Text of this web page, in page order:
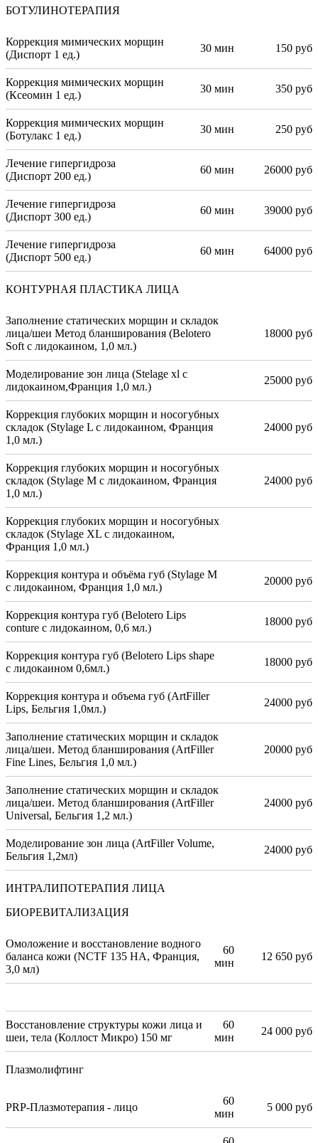
БОТУЛИНОТЕРАПИЯ
Коррекция мимических морщин
(Диспорт 1 ед.)
30 мин 150 руб
Коррекция мимических морщин
(Ксеомин 1 ед.)
30 мин 350 руб
Коррекция мимических морщин
(Ботулакс 1 ед.)
30 мин 250 руб
Лечение гипергидроза
(Диспорт 200 ед.)
60 мин 26000 руб
Лечение гипергидроза
(Диспорт 300 ед.)
60 мин 39000 руб
Лечение гипергидроза
(Диспорт 500 ед.)
60 мин 64000 руб
КОНТУРНАЯ ПЛАСТИКА ЛИЦА
Заполнение статических морщин и складок
лица/шеи Метод бланширования (Belotero
Soft с лидокаином, 1,0 мл.)
18000 руб
Моделирование зон лица (Stelage xl с
лидокаином,Франция 1,0 мл.)
25000 руб
Коррекция глубоких морщин и носогубных
складок (Stylage L с лидокаином, Франция
1,0 мл.)
24000 руб
Коррекция глубоких морщин и носогубных
складок (Stylage M с лидокаином, Франция
1,0 мл.)
24000 руб
Коррекция глубоких морщин и носогубных
складок (Stylage XL с лидокаином,
Франция 1,0 мл.)
Коррекция контура и объёма губ (Stylage M
с лидокаином, Франция 1,0 мл.)
20000 руб
Коррекция контура губ (Belotero Lips
conture с лидокаином, 0,6 мл.)
18000 руб
Коррекция контура губ (Belotero Lips shape
с лидокаином 0,6мл.)
18000 руб
Коррекция контура и объема губ (ArtFiller
Lips, Бельгия 1,0мл.)
24000 руб
Заполнение статических морщин и складок
лица/шеи. Метод бланширования (ArtFiller
Fine Lines, Бельгия 1,0 мл.)
20000 руб
Заполнение статических морщин и складок
лица/шеи. Метод бланширования (ArtFiller
Universal, Бельгия 1,2 мл.)
24000 руб
Моделирование зон лица (ArtFiller Volume,
Бельгия 1,2мл)
24000 руб
ИНТРАЛИПОТЕРАПИЯ ЛИЦА
БИОРЕВИТАЛИЗАЦИЯ
Омоложение и восстановление водного
баланса кожи (NCTF 135 HA, Франция,
3,0 мл)
60
мин
12 650 руб
Восстановление структуры кожи лица и
шеи, тела (Коллост Микро) 150 мг
60
мин
24 000 руб
Плазмолифтинг
PRP-Плазмотерапия - лицо
60
мин
5 000 руб